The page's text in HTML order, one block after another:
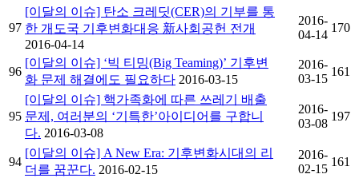
97
[이달의 이슈] 탄소 크레딧(CER)의 기부를 통
한 개도국 기후변화대응 新사회공헌 전개
2016-04-14
2016-
04-14
170
96
[이달의 이슈] ‘빅 티밍(Big Teaming)’ 기후변
화 문제 해결에도 필요하다 2016-03-15
2016-
03-15
161
95
[이달의 이슈] 핵가족화에 따른 쓰레기 배출
문제, 여러분의 ‘기특한’아이디어를 구합니
다. 2016-03-08
2016-
03-08
197
94
[이달의 이슈] A New Era: 기후변화시대의 리
더를 꿈꾼다. 2016-02-15
2016-
02-15
161